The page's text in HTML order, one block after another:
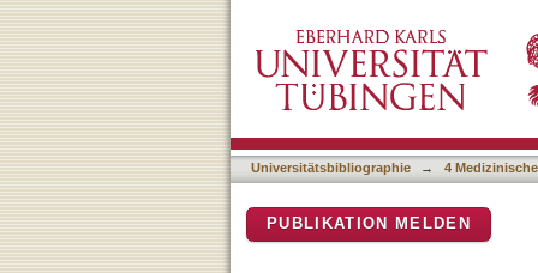
Distribution of the 21-
Germany
Universitätsbibliographie → 4
PUBLIKATION MELDEN